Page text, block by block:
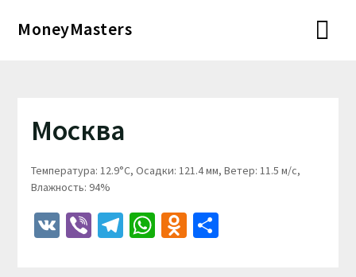
MoneyMasters
Москва
Температура: 12.9°C, Осадки: 121.4 мм, Ветер: 11.5 м/с,
Влажность: 94%
VKViberTelegram
WhatsApp
Odnoklassniki
Отправить